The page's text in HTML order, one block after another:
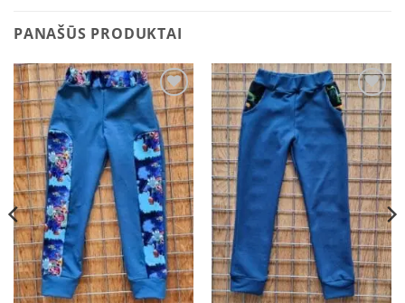
PANAŠŪS PRODUKTAI
Add to
wishlist
Add to
wishlist